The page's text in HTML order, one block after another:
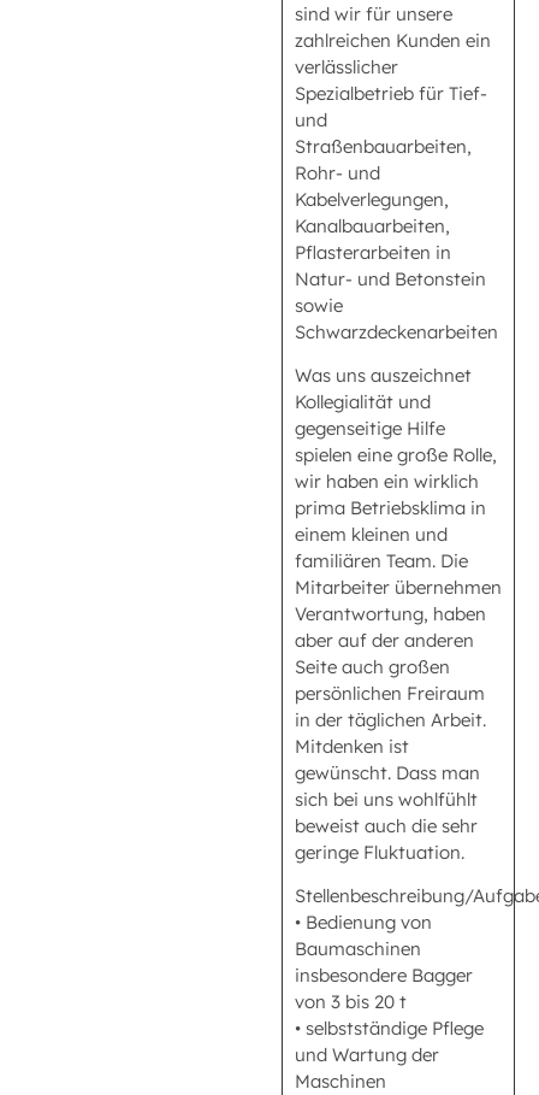
sind wir für unsere
zahlreichen Kunden ein
verlässlicher
Spezialbetrieb für Tief-
und
Straßenbauarbeiten,
Rohr- und
Kabelverlegungen,
Kanalbauarbeiten,
Pflasterarbeiten in
Natur- und Betonstein
sowie
Schwarzdeckenarbeiten
Was uns auszeichnet
Kollegialität und
gegenseitige Hilfe
spielen eine große Rolle,
wir haben ein wirklich
prima Betriebsklima in
einem kleinen und
familiären Team. Die
Mitarbeiter übernehmen
Verantwortung, haben
aber auf der anderen
Seite auch großen
persönlichen Freiraum
in der täglichen Arbeit.
Mitdenken ist
gewünscht. Dass man
sich bei uns wohlfühlt
beweist auch die sehr
geringe Fluktuation.
Stellenbeschreibung/
• Bedienung von
Baumaschinen
insbesondere Bagger
von 3 bis 20 t
• selbstständige Pflege
und Wartung der
Maschinen